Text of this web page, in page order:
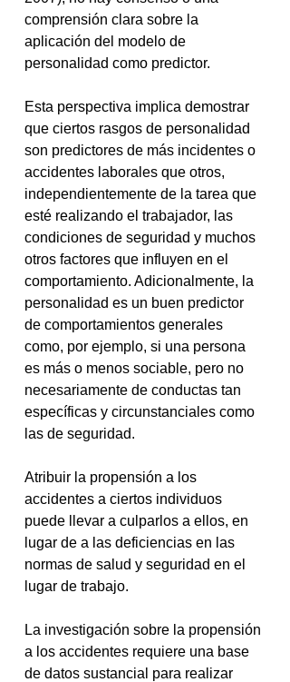
comprensión clara sobre la
aplicación del modelo de
personalidad como predictor.
Esta perspectiva implica demostrar
que ciertos rasgos de personalidad
son predictores de más incidentes o
accidentes laborales que otros,
independientemente de la tarea que
esté realizando el trabajador, las
condiciones de seguridad y muchos
otros factores que influyen en el
comportamiento. Adicionalmente, la
personalidad es un buen predictor
de comportamientos generales
como, por ejemplo, si una persona
es más o menos sociable, pero no
necesariamente de conductas tan
específicas y circunstanciales como
las de seguridad.
Atribuir la propensión a los
accidentes a ciertos individuos
puede llevar a culparlos a ellos, en
lugar de a las deficiencias en las
normas de salud y seguridad en el
lugar de trabajo.
La investigación sobre la propensión
a los accidentes requiere una base
de datos sustancial para realizar